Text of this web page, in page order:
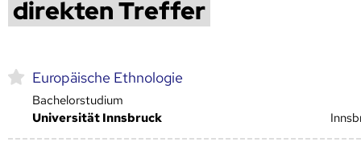
direkten Treffer
Europäische Ethnologie
Bachelorstudium
Universität Innsbruck